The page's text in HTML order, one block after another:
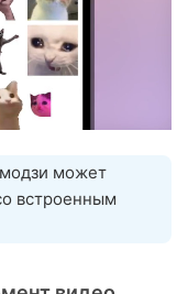
может
встроенным